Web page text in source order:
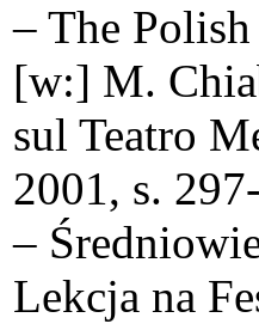
– The
[w:] M.
sul Teatro
2001, s.
–
Lekcja na